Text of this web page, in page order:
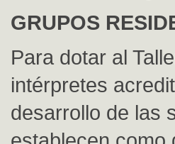
GRUPOS
Para dotar al
intérpretes
desarrollo de las